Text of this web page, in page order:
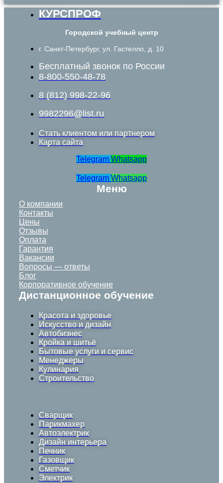
КУРСПРОФ
Городской учебный центр
г. Санкт-Петербург, ул. Гастелло, д. 10
Бесплатный звонок по России
8-800-550-48-78
8 (812) 998-22-96
9982296@list.ru
Стать клиентом или партнером
Карта сайта
Telegram Whatsapp
Telegram Whatsapp
Меню
О компании
Контакты
Цены
Отзывы
Оплата
Гарантия
Вакансии
Вопросы — ответы
Блог
Корпоративное обучение
Дистанционное обучение
Красота и здоровье
Искусство и дизайн
Автобизнес
Кройка и шитьё
Бытовые услуги и сервис
Менеджеры
Кулинария
Строительство
Сварщик
Парикмахер
Автоэлектрик
Дизайн интерьера
Печник
Газовщик
Сметчик
Электрик